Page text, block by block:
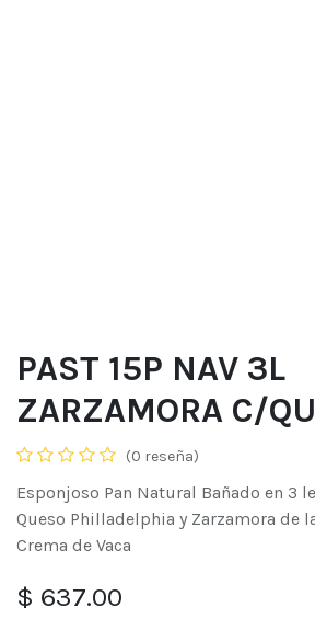
PAST 15P NAV 3L
ZARZAMORA C/
(0 reseña)
Esponjoso Pan Natural Bañado en 3
Queso Philladelphia y Zarzamora de
Crema de Vaca
$ 637.00